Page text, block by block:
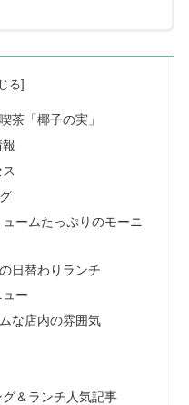
茶「椰子の実」
ームたっぷりのモーニ
日替わりランチ
ー
な店内の雰囲気
＆ランチ人気記事